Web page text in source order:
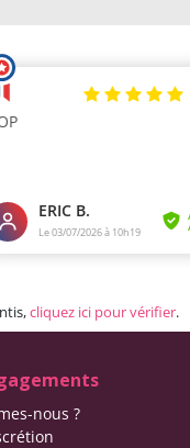
cliquez ici pour vérifier.
nous ?